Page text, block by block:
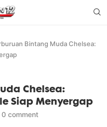
Bintang Muda Chelsea:
Chelsea:
Siap Menyergap
0 comment